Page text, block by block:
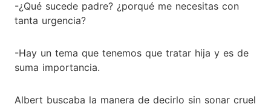
-¿Qué sucede padre? ¿porqué me necesitas con
tanta urgencia?
-Hay un tema que tenemos que tratar hija y es de
suma importancia.
Albert buscaba la manera de decirlo sin sonar cruel